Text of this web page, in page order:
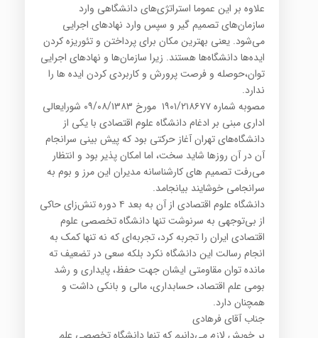
علاوه بر این عموما استراتژی‌های دانشگاهی وارد
سازمان‌های تصمیم گیر و سپس وارد نهادهای اجرایی
می‌شود. یعنی بهترین مکان برای پرداختن و تئوریزه کردن
ایده‌ها دانشگاه‌ها هستند. زیرا سازمان‌ها و نهادهای اجرایی
توان،حوصله و فرصت پرورش و کاربردی کردن ایده ها را
ندارد.
مصوبه شماره ۱۹۰۱/۲۱۸۶۷۷ مورخ ۰۹/۰۸/۱۳۸۳ شورایعالی
اداری مبنی بر ادغام دانشگاه علوم اقتصادی با یکی از
دانشگاه‌های تهران آغاز حرکتی بود که پیش بینی سرانجام
آن در آن روزها شاید سخت، اما امکان پذیر بود و انتظار
می‌رفت تصمیم های کارشناسانه مدیران این مرز و بوم به
سرانجامی خوشایند بیانجامد.
دانشگاه علوم اقتصادی از آن به بعد ۴ دوره تنش‌زای حاکی
از بی‌توجهی به سرنوشت تنها دانشگاه تخصصی علوم
اقتصادی ایران را تجربه کرد، تجربه‌ای که نه تنها کمک به
انجام رسالت این دانشگاه نکرد بلکه سعی در تضعیف ته
مانده توان مقاومتی ایشان جهت حفظ، پایداری و رشد
بومی علم اقتصاد، حسابداری، مالی و بانکی داشت و
همچنان دارد.
جناب آقای فرهادی